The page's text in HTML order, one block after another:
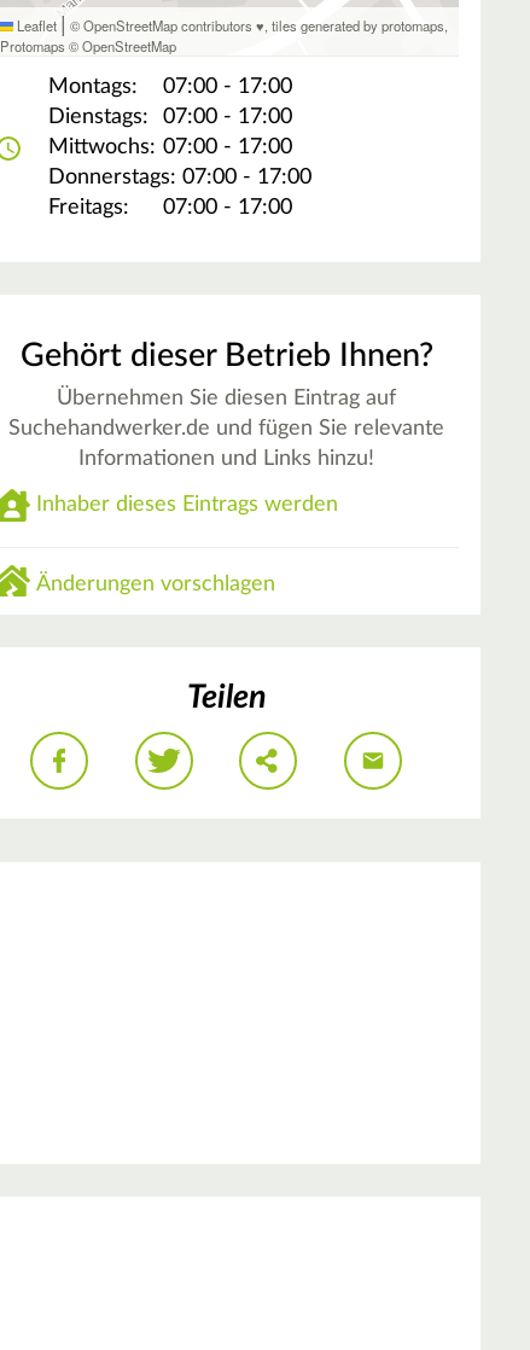
Leaflet | © OpenStreetMap contributors ♥,tiles generated by protomaps,
Protomaps ©OpenStreetMap
Montags:
07:00 - 17:00
Dienstags:
07:00 - 17:00
Mittwochs: 07:00 - 17:00
Donnerstags: 07:00 - 17:00
Freitags:
07:00 - 17:00
Gehört dieser Betrieb Ihnen?
Übernehmen Sie diesen Eintrag auf
Suchehandwerker.de und fügen Sie relevante
Informationen und Links hinzu!
Inhaber dieses Eintrags werden
Änderungen vorschlagen
Teilen